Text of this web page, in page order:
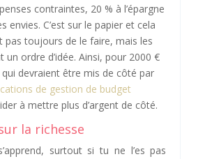
contraintes, 20 % à l’épargne
envies. C’est sur le papier et cela
pas toujours de le faire, mais les
un ordre d’idée. Ainsi, pour 2000 €
qui devraient être mis de côté par
de gestion de budget
à mettre plus d’argent de côté.
la richesse
surtout si tu ne l’es pas